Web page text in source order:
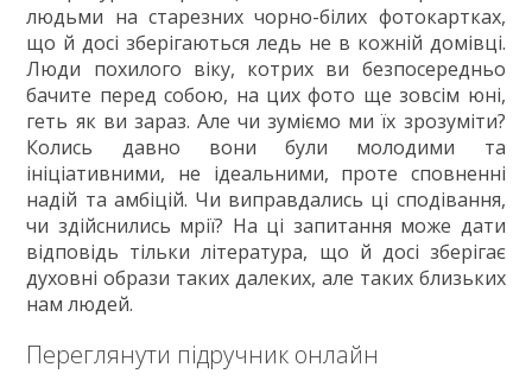
Зв'язок
Політика
людьми на старезних чорно-білих фотокартках,
що й досі зберігаються ледь не в кожній домівці.
Люди похилого віку, котрих ви безпосередньо
бачите перед собою, на цих фото ще зовсім юні,
геть як ви зараз. Але чи зуміємо ми їх зрозуміти?
Колись давно вони були молодими та
ініціативними, не ідеальними, проте сповненні
надій та амбіцій. Чи виправдались ці сподівання,
чи здійснились мрії? На ці запитання може дати
відповідь тільки література, що й досі зберігає
духовні образи таких далеких, але таких близьких
нам людей.
Переглянути підручник онлайн